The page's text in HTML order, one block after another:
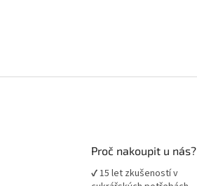
Proč nakoupit u nás?
✔ 15 let zkušeností v